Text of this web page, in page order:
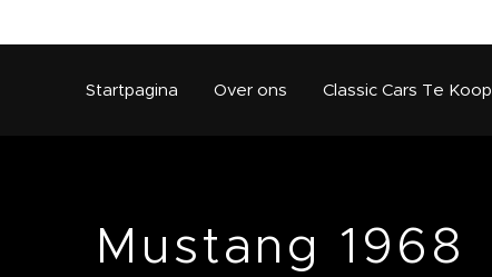
Startpagina Over ons Classic Cars Te Koop
Mustang 1968